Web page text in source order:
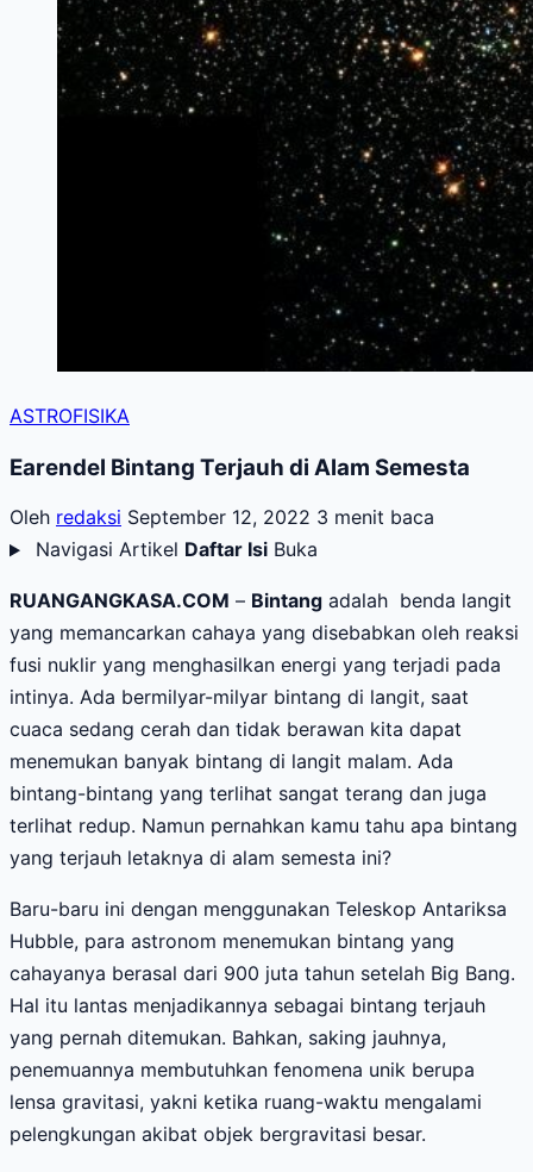
ASTROFISIKA
Earendel Bintang Terjauh di Alam Semesta
Oleh redaksi September 12, 2022 3 menit baca
Navigasi Artikel Daftar Isi Buka
RUANGANGKASA.COM – Bintang adalah benda langit
yang memancarkan cahaya yang disebabkan oleh reaksi
fusi nuklir yang menghasilkan energi yang terjadi pada
intinya. Ada bermilyar-milyar bintang di langit, saat
cuaca sedang cerah dan tidak berawan kita dapat
menemukan banyak bintang di langit malam. Ada
bintang-bintang yang terlihat sangat terang dan juga
terlihat redup. Namun pernahkan kamu tahu apa bintang
yang terjauh letaknya di alam semesta ini?
Baru-baru ini dengan menggunakan Teleskop Antariksa
Hubble, para astronom menemukan bintang yang
cahayanya berasal dari 900 juta tahun setelah Big Bang.
Hal itu lantas menjadikannya sebagai bintang terjauh
yang pernah ditemukan. Bahkan, saking jauhnya,
penemuannya membutuhkan fenomena unik berupa
lensa gravitasi, yakni ketika ruang-waktu mengalami
pelengkungan akibat objek bergravitasi besar.